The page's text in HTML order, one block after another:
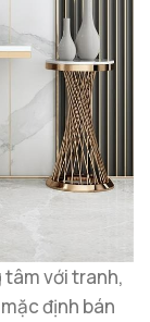
tâm với tranh,
định bán